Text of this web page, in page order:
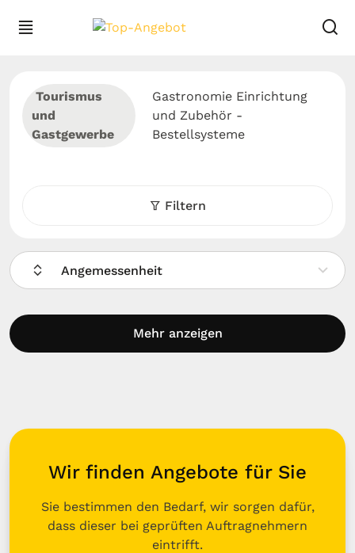
Tourismus
und
Gastgewerbe
Gastronomie Einrichtung
und Zubehör -
Bestellsysteme
Filtern
Angemessenheit
Mehr anzeigen
Wir finden Angebote für Sie
Sie bestimmen den Bedarf, wir sorgen dafür,
dass dieser bei geprüften Auftragnehmern
eintrifft.